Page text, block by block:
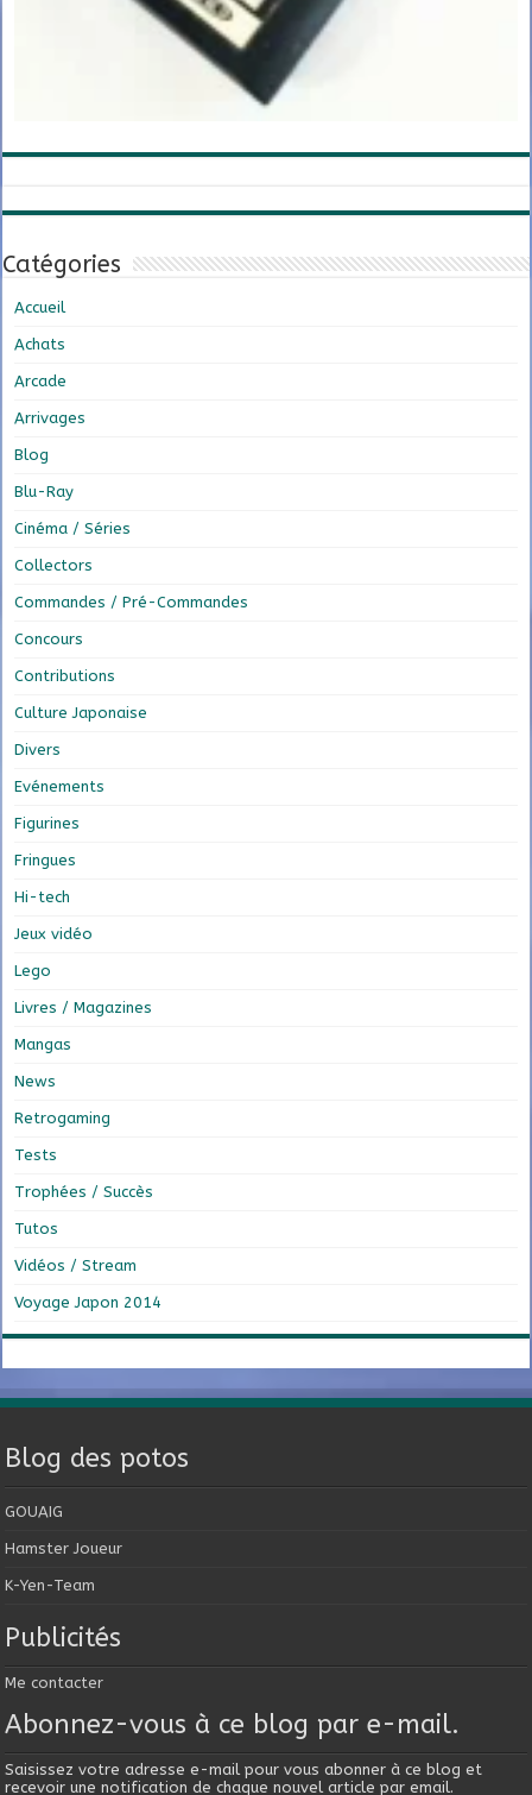
Catégories
Accueil
Achats
Arcade
Arrivages
Blog
Blu-Ray
Cinéma / Séries
Collectors
Commandes / Pré-Commandes
Concours
Contributions
Culture Japonaise
Divers
Evénements
Figurines
Fringues
Hi-tech
Jeux vidéo
Lego
Livres / Magazines
Mangas
News
Retrogaming
Tests
Trophées / Succès
Tutos
Vidéos / Stream
Voyage Japon 2014
Blog des potos
GOUAIG
Hamster Joueur
K-Yen-Team
Publicités
Me contacter
Abonnez-vous à ce blog par e-mail.
Saisissez votre adresse e-mail pour vous abonner à ce blog et
recevoir une notification de chaque nouvel article par email.